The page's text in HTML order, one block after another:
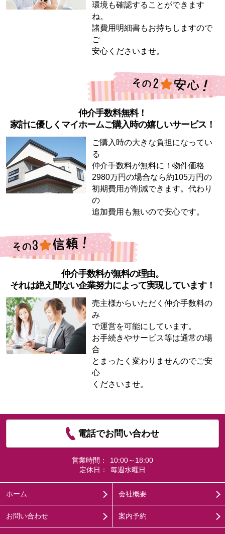
環境も確認することができます
ね。
諸費用明細書もお持ちしますので
ご
安心くださいませ。
仲介手数料無料！
家計に優しくマイホームご購入時の嬉しいサービス！
ご購入時の大きな負担になってい
る
仲介手数料が無料に！物件価格
2980万円の場合なら約105万円の
初期費用が削減できます。代わり
の
追加費用も無いので安心です。
仲介手数料が無料の理由。
それは絶え間ない企業努力によって実現しています！
売主様からいただく仲介手数料の
み
で運営を可能にしています。
お手続きやサービス等は通常の場
合
とまったく変わりませんのでご安
心
くださいませ。
電話でお問い合わせ
営業時間：
10:00～18:00
定休日：
毎週水曜日
ホーム 会社概要
お問い合わせ 案内予約